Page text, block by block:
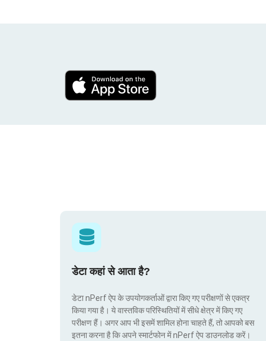
डेटा कहां से आता है?
डेटा nPerf ऐप के उपयोगकर्ताओं द्वारा किए गए परीक्षणों से एकत्र
किया गया है। ये वास्तविक परिस्थितियों में सीधे क्षेत्र में किए गए
परीक्षण हैं। अगर आप भी इसमें शामिल होना चाहते हैं, तो आपको बस
इतना करना है कि अपने स्मार्टफोन में nPerf ऐप डाउनलोड करें।